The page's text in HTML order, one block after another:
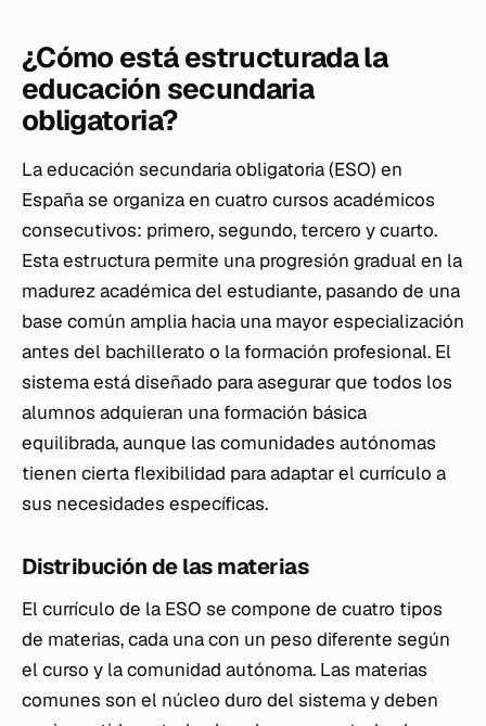
¿Cómo está estructurada la
educación secundaria
obligatoria?
La educación secundaria obligatoria (ESO) en
España se organiza en cuatro cursos académicos
consecutivos: primero, segundo, tercero y cuarto.
Esta estructura permite una progresión gradual en la
madurez académica del estudiante, pasando de una
base común amplia hacia una mayor especialización
antes del bachillerato o la formación profesional. El
sistema está diseñado para asegurar que todos los
alumnos adquieran una formación básica
equilibrada, aunque las comunidades autónomas
tienen cierta flexibilidad para adaptar el currículo a
sus necesidades específicas.
Distribución de las materias
El currículo de la ESO se compone de cuatro tipos
de materias, cada una con un peso diferente según
el curso y la comunidad autónoma. Las materias
comunes son el núcleo duro del sistema y deben